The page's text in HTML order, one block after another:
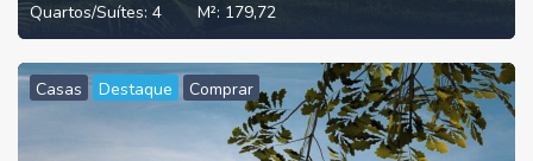
Quartos/Suítes: 4 M²: 179,72
Casas Destaque Comprar